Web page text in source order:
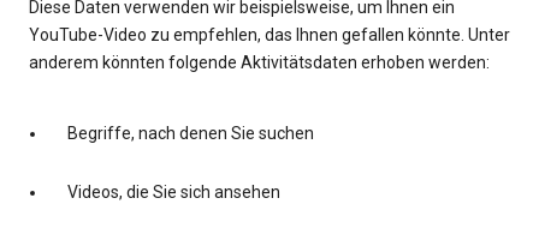
Diese Daten verwenden wir beispielsweise, um Ihnen ein
YouTube-Video zu empfehlen, das Ihnen gefallen könnte. Unter
anderem könnten folgende Aktivitätsdaten erhoben werden:
Begriffe, nach denen Sie suchen
Videos, die Sie sich ansehen